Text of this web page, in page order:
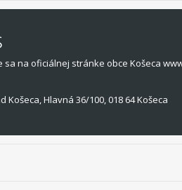
sa na oficiálnej stránke obce Košeca
Košeca, Hlavná 36/100, 018 64 Košeca